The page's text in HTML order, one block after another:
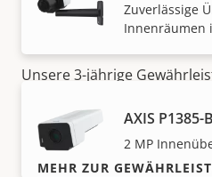
Zuverlässige
Innenräumen
AXIS P1385-
2 MP
Für ein
Unsere 3-jährige
Kosten.
MEHR ZUR